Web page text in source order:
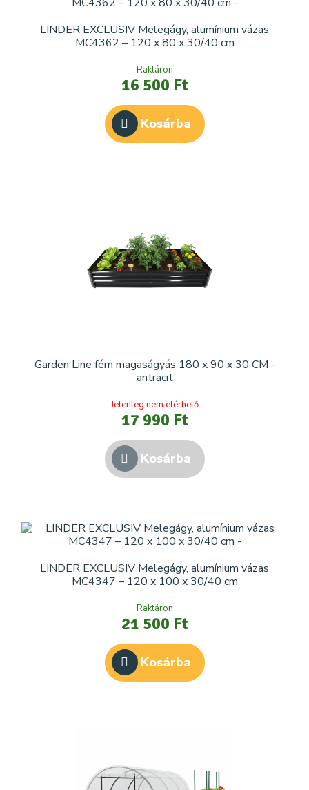
LINDER EXCLUSIV Melegágy, alumínium vázas
MC4362 – 120 x 80 x 30/40 cm
Raktáron
16 500 Ft
Kosárba
Garden Line fém magaságyás 180 x 90 x 30 CM -
antracit
Jelenleg nem elérhető
17 990 Ft
Kosárba
LINDER EXCLUSIV Melegágy, alumínium vázas
MC4347 – 120 x 100 x 30/40 cm
Raktáron
21 500 Ft
Kosárba